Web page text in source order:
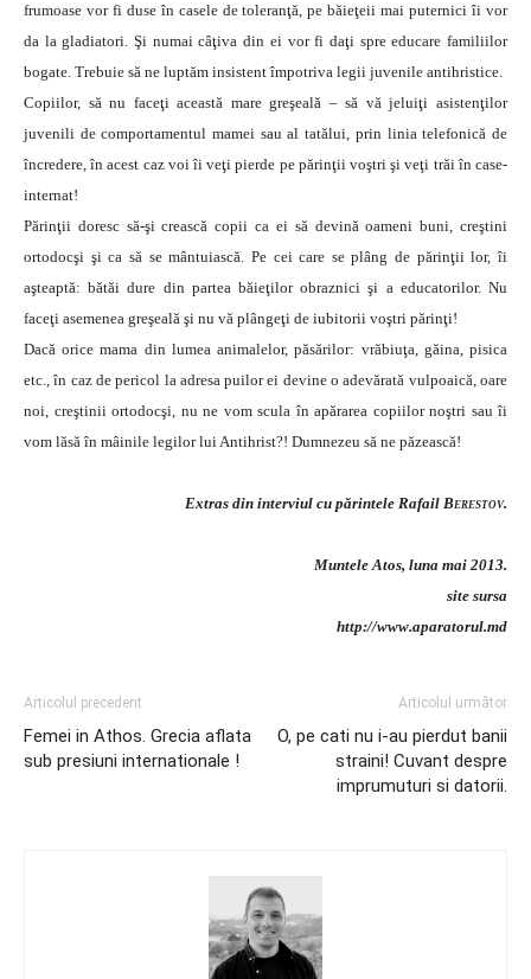
frumoase vor fi duse în casele de toleranţă, pe băieţeii mai puternici îi vor
da la gladiatori. Şi numai câţiva din ei vor fi daţi spre educare familiilor
bogate. Trebuie să ne luptăm insistent împotriva legii juvenile antihristice.
Copiilor, să nu faceţi această mare greşeală – să vă jeluiţi asistenţilor
juvenili de comportamentul mamei sau al tatălui, prin linia telefonică de
încredere, în acest caz voi îi veţi pierde pe părinţii voştri şi veţi trăi în case-
internat!
Părinţii doresc să-şi crească copii ca ei să devină oameni buni, creştini
ortodocşi şi ca să se mântuiască. Pe cei care se plâng de părinţii lor, îi
aşteaptă: bătăi dure din partea băieţilor obraznici şi a educatorilor. Nu
faceţi asemenea greşeală şi nu vă plângeţi de iubitorii voştri părinţi!
Dacă orice mama din lumea animalelor, păsărilor: vrăbiuţa, găina, pisica
etc., în caz de pericol la adresa puilor ei devine o adevărată vulpoaică, oare
noi, creştinii ortodocşi, nu ne vom scula în apărarea copiilor noştri sau îi
vom lăsă în mâinile legilor lui Antihrist?! Dumnezeu să ne păzească!
Extras din interviul cu părintele Rafail Berestov.
Muntele Atos, luna mai 2013.
site sursa
http://www.aparatorul.md
Articolul precedent
Femei in Athos. Grecia aflata
sub presiuni internationale !
Articolul următor
O, pe cati nu i-au pierdut banii
straini! Cuvant despre
imprumuturi si datorii.